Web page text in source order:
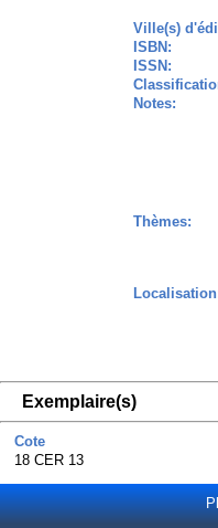
Ville(s)
ISBN:
ISSN:
Notes:
Thèmes:
Exemplaire(s)
Cote
18 CER 13